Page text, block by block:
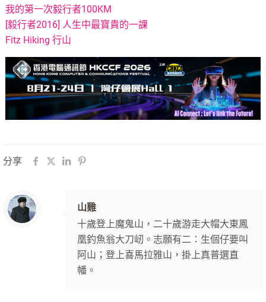
我的第一次毅行者100KM
[毅行者2016] 人生中最寶貴的一課
Fitz Hiking 行山
分享
山雞
十歲登上魔鬼山，二十歲游走大帽大東鳳
凰釣魚翁大刀屻。志願有二：生個仔要叫
阿山；登上喜馬拉雅山，掛上真普選直
幡。